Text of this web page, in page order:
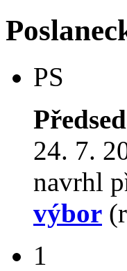
PS
24. 7.
navrhl
výbor
1